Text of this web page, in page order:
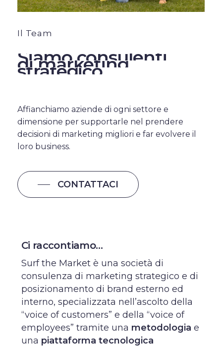
Il Team
Siamo consulenti
di marketing
strategico.
Affianchiamo aziende di ogni settore e
dimensione per supportarle nel prendere
decisioni di marketing migliori e far evolvere il
loro business.
CONTATTACI
Ci raccontiamo…
Surf the Market è una società di
consulenza di marketing strategico e di
posizionamento di brand esterno ed
interno, specializzata nell’ascolto della
“voice of customers” e della “voice of
employees” tramite una metodologia e
una piattaforma tecnologica